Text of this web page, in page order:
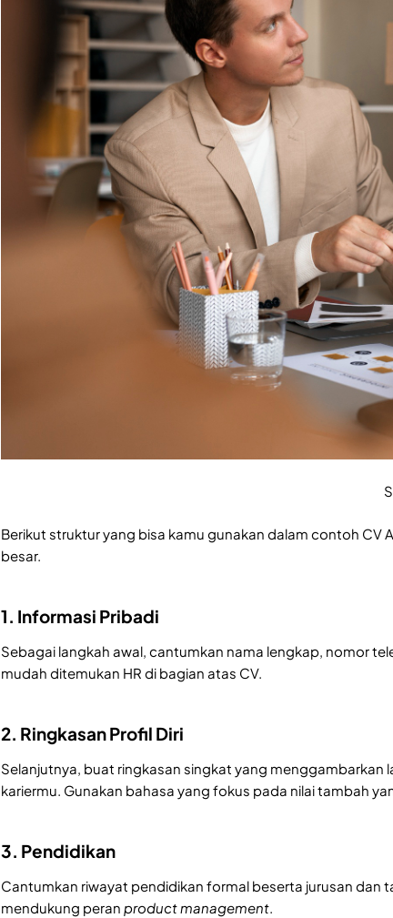
Berikut struktur yang bisa kamu gunakan dalam contoh CV
besar.
1. Informasi Pribadi
Sebagai langkah awal, cantumkan nama lengkap, nomor
mudah ditemukan HR di bagian atas CV.
2. Ringkasan Profil Diri
Selanjutnya, buat ringkasan singkat yang menggambarkan
kariermu. Gunakan bahasa yang fokus pada nilai tambah
3. Pendidikan
Cantumkan riwayat pendidikan formal beserta jurusan dan
mendukung peran product management.